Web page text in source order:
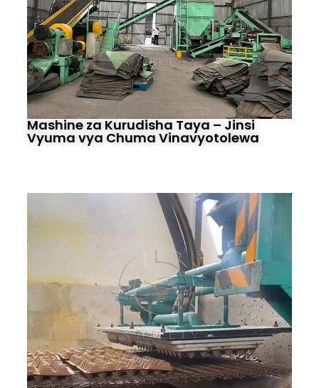
Mashine za Kurudisha Taya – Jinsi
Vyuma vya Chuma Vinavyotolewa